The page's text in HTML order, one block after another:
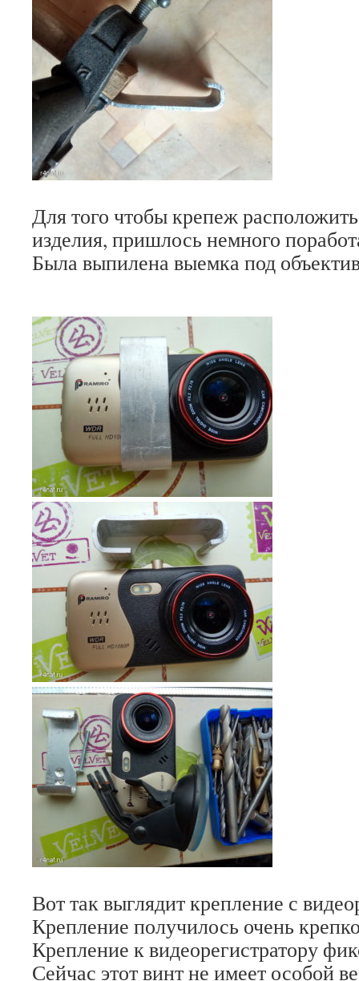
Для того чтобы крепеж
изделия, пришлось немного
Была выпилена выемка под
Вот так выглядит крепление с
Крепление получилось очень
Крепление к видеорегистратору
Сейчас этот винт не имеет особой